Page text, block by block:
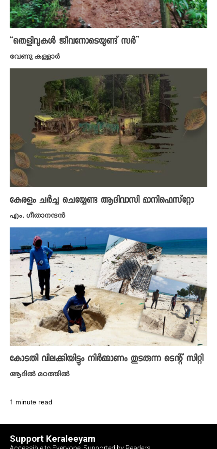
“തെളിവുകൾ ജീവനോടെയുണ്ട് സർ”
വേണു കള്ളാർ
കേരളം ചർച്ച ചെയ്യേണ്ട ആദിവാസി മാനിഫെസ്റ്റോ
എം. ഗീതാനന്ദൻ
കോടതി വിലക്കിയിട്ടും നിർമ്മാണം തുടരുന്ന ടെന്റ് സിറ്റി
ആദിൽ മഠത്തിൽ
1 minute read
Support Keraleeyam